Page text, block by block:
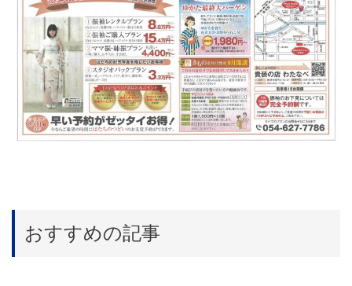
おすすめの記事